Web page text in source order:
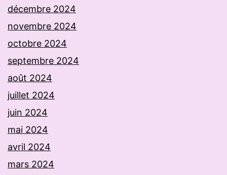
décembre 2024
novembre 2024
octobre 2024
septembre 2024
août 2024
juillet 2024
juin 2024
mai 2024
avril 2024
mars 2024